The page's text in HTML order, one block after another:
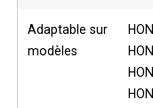
Adaptable sur
modèles